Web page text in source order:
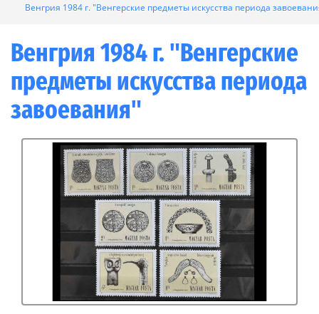
Венгрия 1984 г. "Венгерские предметы искусства периода
Венгрия 1984 г. "Венгерские
предметы искусства периода
завоевания"